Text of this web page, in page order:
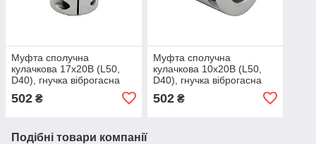
Муфта сполучна
кулачкова 17х20В (L50,
D40), гнучка віброгасна
еластоміром
502 ₴
Муфта сполучна
кулачкова 10х20В (L50,
D40), гнучка віброгасна
еластоміром
502₴
Подібні товари компанії